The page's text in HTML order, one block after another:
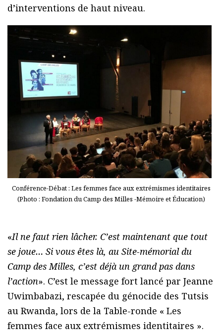
d’interventions de haut niveau.
Conférence-Débat : Les femmes face aux extrémismes identitaires
(Photo : Fondation du Camp des Milles -Mémoire et Éducation)
«Il ne faut rien lâcher. C’est maintenant que tout
se joue… Si vous êtes là, au Site-mémorial du
Camp des Milles, c’est déjà un grand pas dans
l’action». C’est le message fort lancé par Jeanne
Uwimbabazi, rescapée du génocide des Tutsis
au Rwanda, lors de la Table-ronde « Les
femmes face aux extrémismes identitaires ».